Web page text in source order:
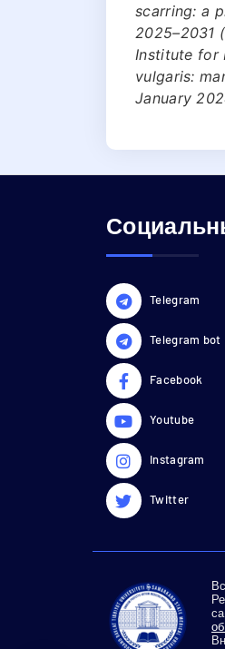
scarring: a
2025–2031
Institute for
vulgaris:
January
Telegram
Telegram bot
Facebook
Youtube
Instagram
Twitter